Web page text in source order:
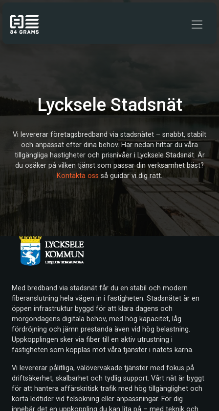
Lycksele Stadsnät
Vi levererar företagsbredband via stadsnätet – snabbt, stabilt
och anpassat efter dina behov. Här nedan hittar du våra
tillgängliga hastigheter och prisnivåer i Lycksele Stadsnät. Är
du osäker på vilken tjänst som passar din verksamhet bäst?
Kontakta oss så guidar vi dig rätt.
Med bredband via stadsnät får du en stabil och modern
fiberanslutning hela vägen in i fastigheten. Stadsnätet är en
öppen infrastruktur byggd för att klara dagens och
morgondagens digitala behov, med hög kapacitet, låg
fördröjning och jämn prestanda även vid hög belastning.
Uppkopplingen sker via fiber till en aktiv utrustning i
fastigheten som kopplas mot våra tjänster i nätets kärna.
Vi levererar pålitliga, välövervakade tjänster med fokus på
driftsäkerhet, skalbarhet och tydlig support. Vårt nät är byggt
för att hantera affärskritisk trafik med hög tillgänglighet och
korta ledtider vid felsökning eller anpassningar. För dig
innebär det en uppkoppling du kan lita på – med teknik och